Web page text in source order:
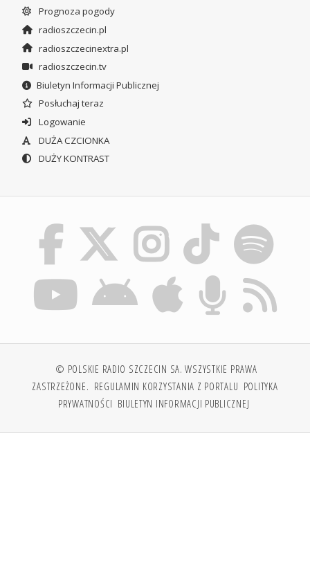
Prognoza pogody
radioszczecin.pl
radioszczecinextra.pl
radioszczecin.tv
Biuletyn Informacji Publicznej
Posłuchaj teraz
Logowanie
DUŻA CZCIONKA
DUŻY KONTRAST
© POLSKIE RADIO SZCZECIN SA. WSZYSTKIE PRAWA
ZASTRZEŻONE. REGULAMIN KORZYSTANIA Z PORTALU POLITYKA
PRYWATNOŚCI BIULETYN INFORMACJI PUBLICZNEJ